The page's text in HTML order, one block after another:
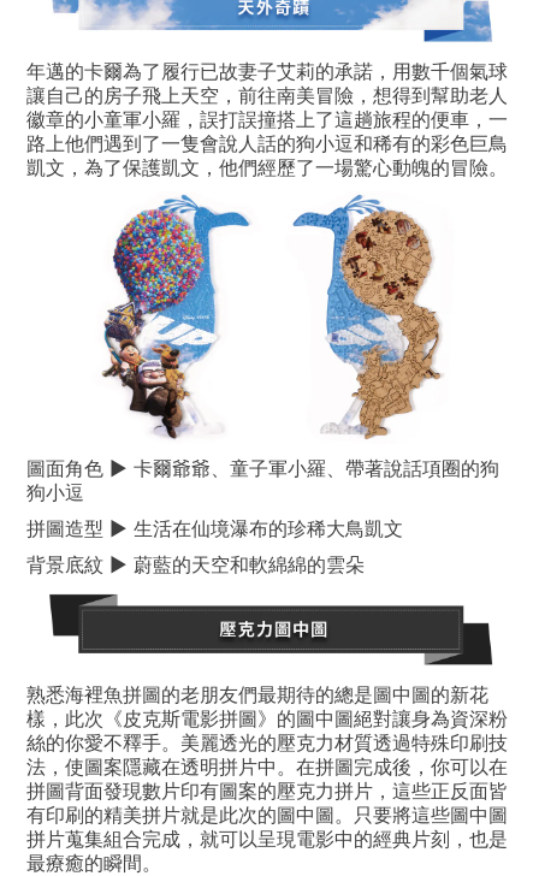
年邁的卡爾為了履行已故妻子艾莉的承諾，用數千個氣球
讓自己的房子飛上天空，前往南美冒險，想得到幫助老人
徽章的小童軍小羅，誤打誤撞搭上了這趟旅程的便車，一
路上他們遇到了一隻會說人話的狗小逗和稀有的彩色巨鳥
凱文，為了保護凱文，他們經歷了一場驚心動魄的冒險。
圖面角色 ▶ 卡爾爺爺、童子軍小羅、帶著說話項圈的狗
狗小逗
拼圖造型 ▶ 生活在仙境瀑布的珍稀大鳥凱文
背景底紋 ▶ 蔚藍的天空和軟綿綿的雲朵
熟悉海裡魚拼圖的老朋友們最期待的總是圖中圖的新花
樣，此次《皮克斯電影拼圖》的圖中圖絕對讓身為資深粉
絲的你愛不釋手。美麗透光的壓克力材質透過特殊印刷技
法，使圖案隱藏在透明拼片中。在拼圖完成後，你可以在
拼圖背面發現數片印有圖案的壓克力拼片，這些正反面皆
有印刷的精美拼片就是此次的圖中圖。只要將這些圖中圖
拼片蒐集組合完成，就可以呈現電影中的經典片刻，也是
最療癒的瞬間。